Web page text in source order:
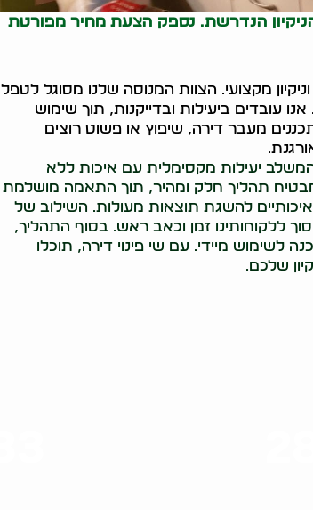
הנדרשת. נספק הצעת מחיר מפורטת
וניקיון מקצועי. הצוות המנוסה שלנו מסוגל לטפל
עובדים ביעילות ובדייקנות, תוך שימוש
מעבר דירה, שיפוץ או פשוט רוצים
המשלב יעילות מקסימלית עם איכות ללא
מבטיח תהליך חלק ומהיר, תוך התאמה מושלמת
להשגת תוצאות מעולות. השילוב של
ללקוחותינו זמן וכאב ראש. בסוף התהליך,
לשימוש מיידי. עם שי פינוי דירה, תוכלו
שלכם.